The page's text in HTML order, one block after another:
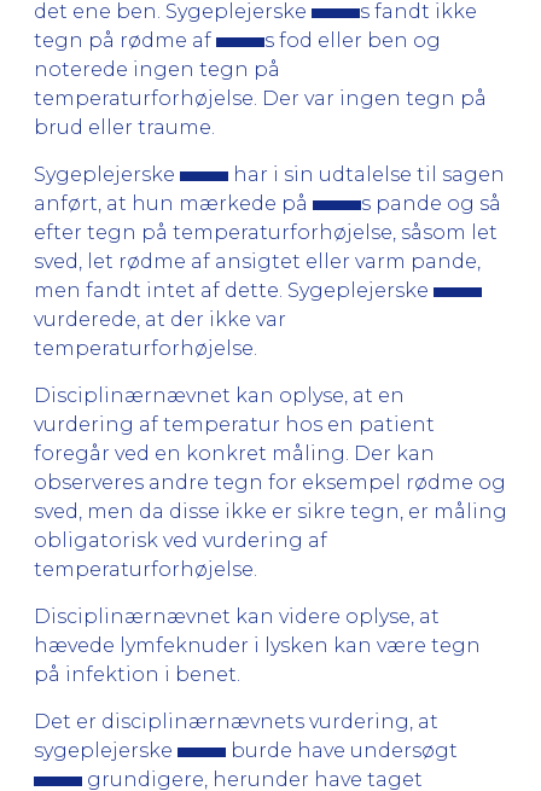
det ene ben. Sygeplejerske
s fandt ikke
tegn på rødme af
s fod eller ben og
noterede ingen tegn på
temperaturforhøjelse. Der var ingen tegn på
brud eller traume.
Sygeplejerske
har i sin udtalelse til sagen
anført, at hun mærkede på
s pande og så
efter tegn på temperaturforhøjelse, såsom let
sved, let rødme af ansigtet eller varm pande,
men fandt intet af dette. Sygeplejerske
vurderede, at der ikke var
temperaturforhøjelse.
Disciplinærnævnet kan oplyse, at en
vurdering af temperatur hos en patient
foregår ved en konkret måling. Der kan
observeres andre tegn for eksempel rødme og
sved, men da disse ikke er sikre tegn, er måling
obligatorisk ved vurdering af
temperaturforhøjelse.
Disciplinærnævnet kan videre oplyse, at
hævede lymfeknuder i lysken kan være tegn
på infektion i benet.
Det er disciplinærnævnets vurdering, at
sygeplejerske
burde have undersøgt
grundigere, herunder have taget